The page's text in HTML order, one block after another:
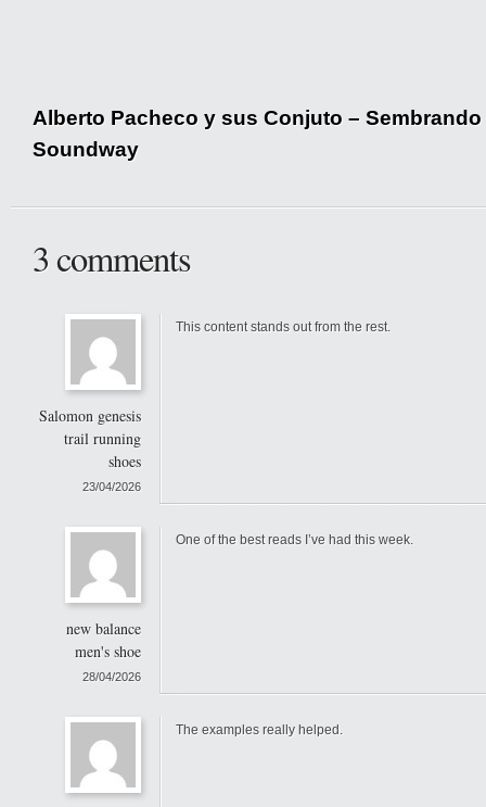
Alberto Pacheco y sus Conjuto – Sembrando
Soundway
3 comments
Salomon genesis
trail running
shoes
23/04/2026
This content stands out from the rest.
new balance
men's shoe
28/04/2026
One of the best reads I’ve had this week.
The examples really helped.